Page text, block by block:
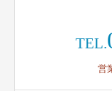
TEL.
営